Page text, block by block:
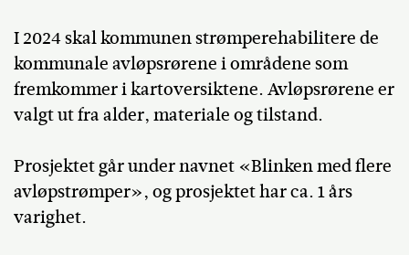
I 2024 skal kommunen strømperehabilitere de
kommunale avløpsrørene i områdene som
fremkommer i kartoversiktene. Avløpsrørene er
valgt ut fra alder, materiale og tilstand.
Prosjektet går under navnet «Blinken med flere
avløpstrømper», og prosjektet har ca. 1 års
varighet.